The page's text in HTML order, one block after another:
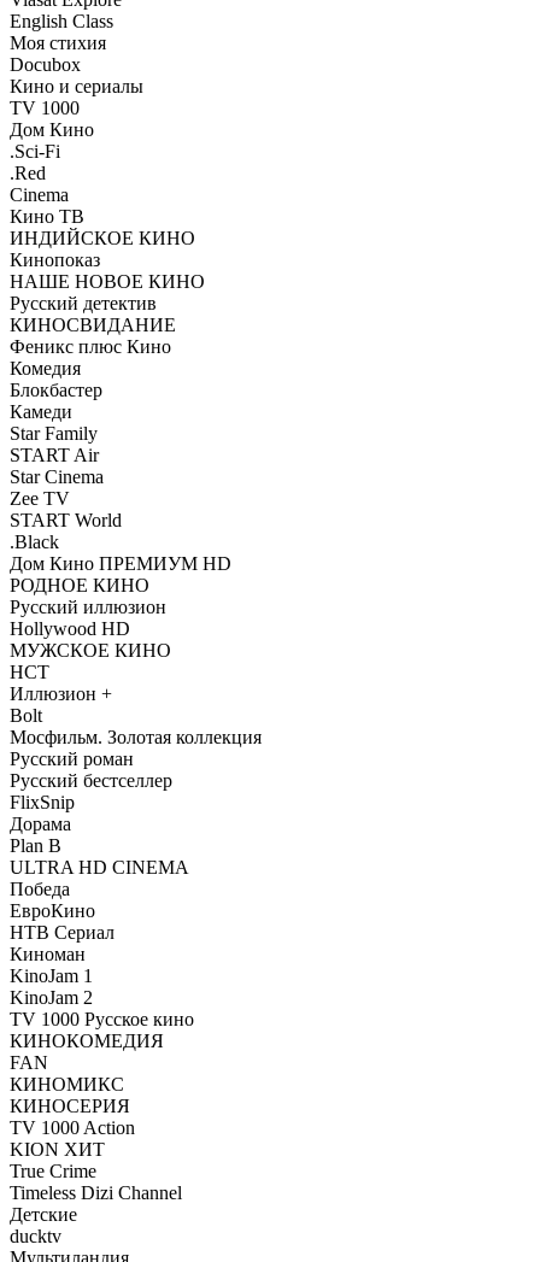
English Class
Моя стихия
Docubox
Кино и сериалы
TV 1000
Дом Кино
.Sci-Fi
.Red
Cinema
Кино ТВ
ИНДИЙСКОЕ КИНО
Кинопоказ
НАШЕ НОВОЕ КИНО
Русский детектив
КИНОСВИДАНИЕ
Феникс плюс Кино
Комедия
Блокбастер
Камеди
Star Family
START Air
Star Cinema
Zee TV
START World
.Black
Дом Кино ПРЕМИУМ HD
РОДНОЕ КИНО
Русский иллюзион
Hollywood HD
МУЖСКОЕ КИНО
НСТ
Иллюзион +
Bolt
Мосфильм. Золотая коллекция
Русский роман
Русский бестселлер
FlixSnip
Дорама
Plan B
ULTRA HD CINEMA
Победа
ЕвроКино
НТВ Сериал
Киноман
KinoJam 1
KinoJam 2
TV 1000 Русское кино
КИНОКОМЕДИЯ
FAN
КИНОМИКС
КИНОСЕРИЯ
TV 1000 Action
KION ХИТ
True Crime
Timeless Dizi Channel
Детские
ducktv
Мультиландия